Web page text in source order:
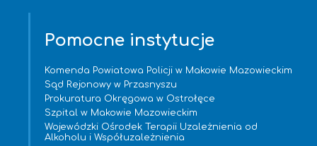
Pomocne instytucje
Komenda Powiatowa Policji w Makowie Mazowieckim
Sąd Rejonowy w Przasnyszu
Prokuratura Okręgowa w Ostrołęce
Szpital w Makowie Mazowieckim
Wojewódzki Ośrodek Terapii Uzależnienia od
Alkoholu i Współuzależnienia